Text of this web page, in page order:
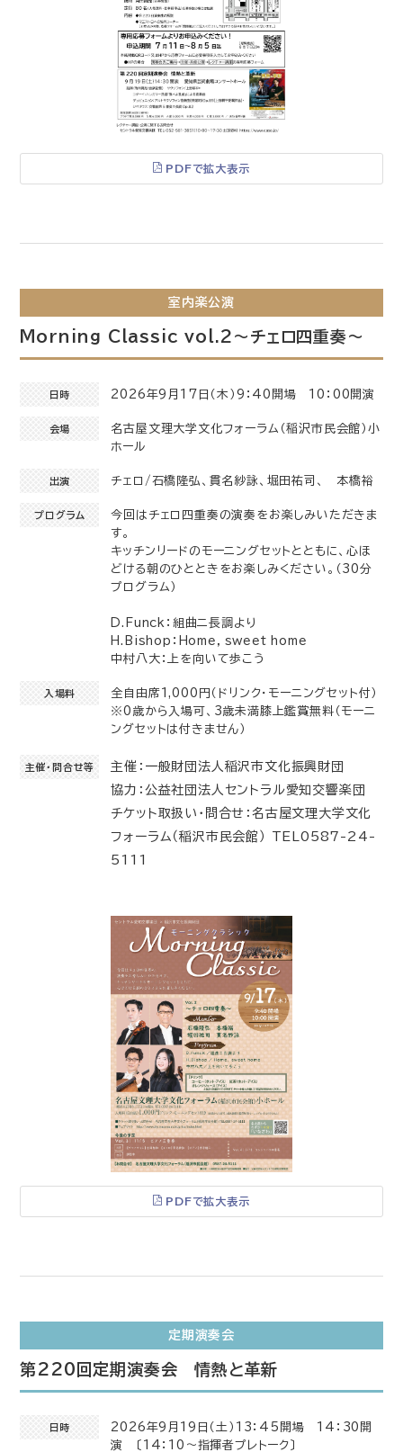
PDFで拡大表示
室内楽公演
Morning Classic vol.2～チェロ四重奏～
日時 2026年9月17日（木）9：40開場 10：00開演
会場
名古屋文理大学文化フォーラム（稲沢市民会館）小
ホール
出演 チェロ/石橋隆弘、貫名紗詠、堀田祐司、 本橋裕
プログラム
今回はチェロ四重奏の演奏をお楽しみいただきま
す。
キッチンリードのモーニングセットとともに、心ほ
どける朝のひとときをお楽しみください。（30分
プログラム）
D.Funck：組曲ニ長調より
H.Bishop：Home，sweet home
中村八大：上を向いて歩こう
入場料
全自由席1,000円（ドリンク・モーニングセット付）
※0歳から入場可、3歳未満膝上鑑賞無料（モーニ
ングセットは付きません）
主催・問合せ等
主催：一般財団法人稲沢市文化振興財団
協力：公益社団法人セントラル愛知交響楽団
チケット取扱い・問合せ：名古屋文理大学文化
フォーラム（稲沢市民会館） TEL0587-24-
5111
PDFで拡大表示
定期演奏会
第220回定期演奏会 情熱と革新
日時
2026年9月19日（土）13：45開場 14：30開
演 〔14：10～指揮者プレトーク〕